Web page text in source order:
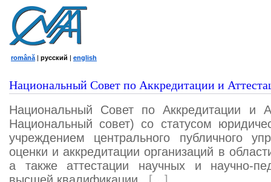
română | русский | english
Национальный Совет по Аккредитации и
Национальный Совет по Аккредитации и
Национальный совет) со статусом
учреждением центрального публичного
оценки и аккредитации организаций в
а также аттестации научных и научно-